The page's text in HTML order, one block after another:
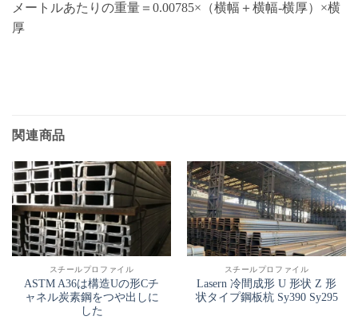
メートルあたりの重量＝0.00785×（横幅＋横幅-横厚）×横
厚
関連商品
スチールプロファイル
ASTM A36は構造Uの形Cチ
ャネル炭素鋼をつや出しに
した
スチールプロファイル
Lasern 冷間成形 U 形状 Z 形
状タイプ鋼板杭 Sy390 Sy295